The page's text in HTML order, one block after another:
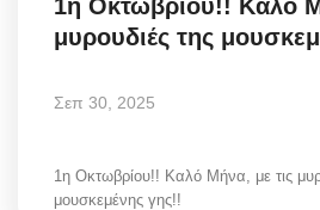
1η Οκτωβρίου!! Καλό
μυρουδιές της
Σεπ 30, 2025
1η Οκτωβρίου!! Καλό Μήνα, με τις
μουσκεμένης γης!!